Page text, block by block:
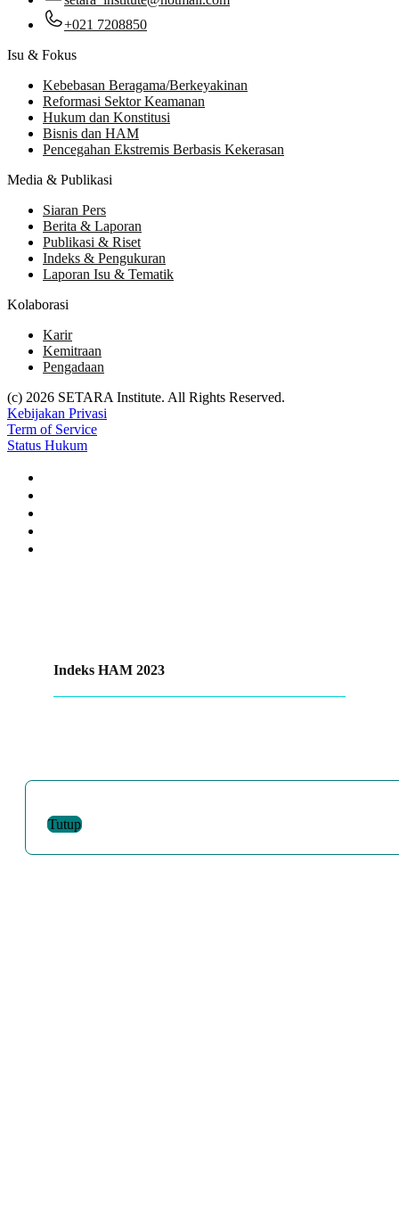
+021 7208850
Isu & Fokus
Kebebasan Beragama/Berkeyakinan
Reformasi Sektor Keamanan
Hukum dan Konstitusi
Bisnis dan HAM
Pencegahan Ekstremis Berbasis Kekerasan
Media & Publikasi
Siaran Pers
Berita & Laporan
Publikasi & Riset
Indeks & Pengukuran
Laporan Isu & Tematik
Kolaborasi
Karir
Kemitraan
Pengadaan
(c) 2026 SETARA Institute. All Rights Reserved.
Kebijakan Privasi
Term of Service
Status Hukum
Indeks HAM 2023
Tutup